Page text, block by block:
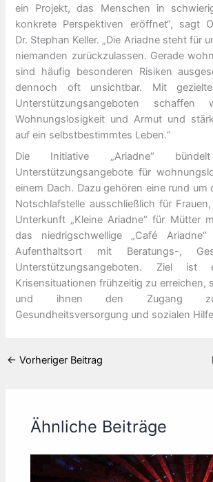
ein Projekt, das Menschen in
konkrete Perspektiven eröffnet“, sagt
Dr. Stephan Keller. „Die Ariadne steht für
niemanden zurückzulassen. Gerade
sind häufig besonderen Risiken
dennoch oft unsichtbar. Mit
Unterstützungsangeboten
Wohnungslosigkeit und Armut und
auf ein selbstbestimmtes Leben.“
Die Initiative „Ariadne“ bündelt
Unterstützungsangebote für
einem Dach. Dazu gehören eine rund
Notschlafstelle ausschließlich für
Unterkunft „Kleine Ariadne“ für Mütter
das niedrigschwellige „Café
Aufenthaltsort mit Beratungs-,
Unterstützungsangeboten. Ziel
Krisensituationen frühzeitig zu erreichen,
und ihnen den Zugang zu
Gesundheitsversorgung und sozialen
← Vorheriger Beitrag
Ähnliche Beiträge